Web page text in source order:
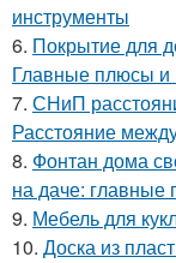
инструменты
6. Покрытие для
Главные плюсы и
7. СНиП
Расстояние
8. Фонтан дома
на даче: главные
9. Мебель для
10. Доска из